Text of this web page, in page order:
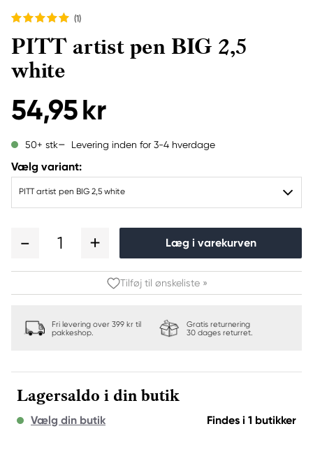
(1)
PITT artist pen BIG 2,5
white
54,95 kr
50+ stk Levering inden for 3-4 hverdage
Vælg variant:
PITT artist pen BIG 2,5 white
1 Læg i varekurven
Tilføj til ønskeliste »
Fri levering over 399 kr til
pakkeshop.
Gratis returnering
30 dages returret.
Lagersaldo i din butik
Vælg din butik Findes i 1 butikker